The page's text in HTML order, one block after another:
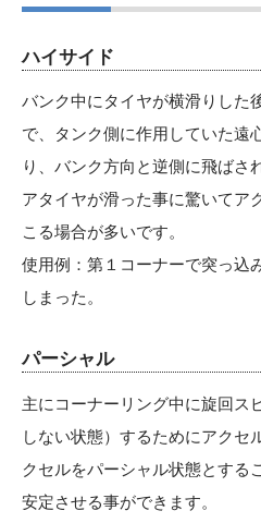
ハイサイド
バンク中にタイヤが横滑りした
で、タンク側に作用していた遠
り、バンク方向と逆側に飛ばさ
アタイヤが滑った事に驚いてア
こる場合が多いです。
使用例：第１コーナーで突っ込
しまった。
パーシャル
主にコーナーリング中に旋回ス
しない状態）するためにアクセ
クセルをパーシャル状態とする
安定させる事ができます。